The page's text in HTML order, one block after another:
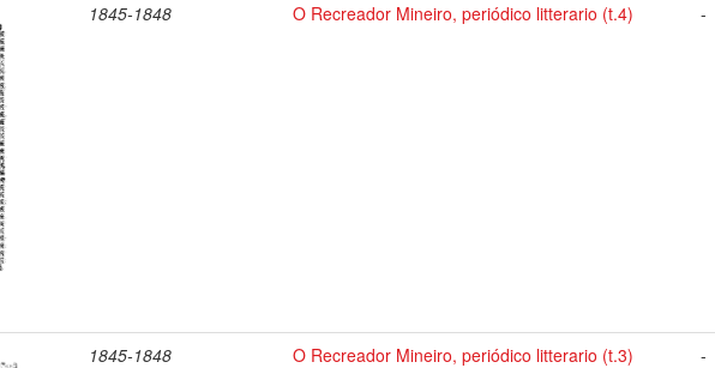
1845-1848 O Recreador Mineiro, periódico litterario (t.4) -
1845-1848 O Recreador Mineiro, periódico litterario (t.3) -